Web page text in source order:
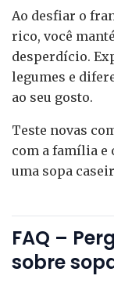
Ao desfiar o
rico, você
desperdício.
legumes e
ao seu gosto.
Teste novas
com a família e
uma sopa
FAQ –
sobre